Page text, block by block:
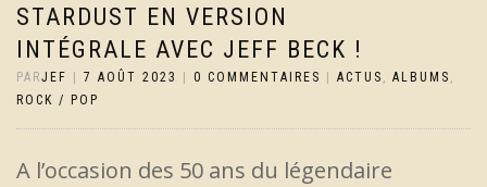
STARDUST EN VERSION
INTÉGRALE AVEC JEFF BECK !
PARJEF 7 AOÛT 2023 0 COMMENTAIRES ACTUS , ALBUMS ,
ROCK / POP
A l’occasion des 50 ans du légendaire